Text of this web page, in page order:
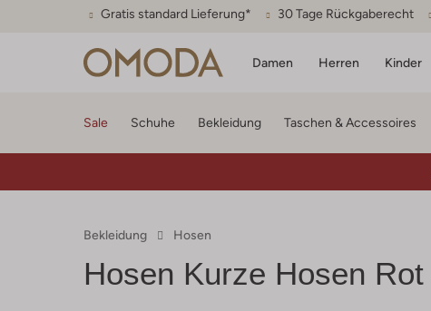
Gratis standard Lieferung* 30 Tage Rückgaberecht
Damen Herren Kinder
Sale Schuhe Bekleidung Taschen & Accessoires
Bekleidung Hosen
Hosen Kurze Hosen Rot